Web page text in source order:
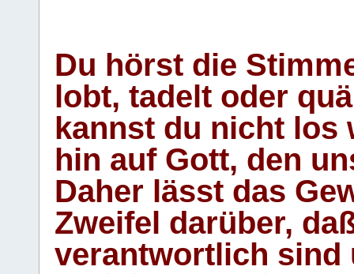
Du hörst die
lobt, tadelt oder
kannst du nicht los
hin auf Gott, den
Daher lässt das
Zweifel darüber,
verantwortlich sind